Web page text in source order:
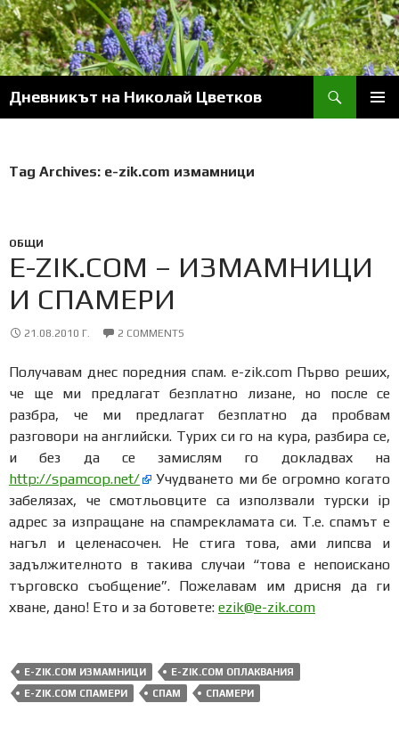
Skip
to
content
Дневникът на Николай Цветков
Tag Archives: e-zik.com измамници
ОБЩИ
E-ZIK.COM – ИЗМАМНИЦИ
И СПАМЕРИ
21.08.2010 Г. 2 COMMENTS
Получавам днес поредния спам. e-zik.com Първо реших,
че ще ми предлагат безплатно лизане, но после се
разбра, че ми предлагат безплатно да пробвам
разговори на английски. Турих си го на кура, разбира се,
и без да се замислям го докладвах на
http://spamcop.net/
Учудването ми бе огромно когато
забелязах, че смотльовците са използвали турски ip
адрес за изпращане на спамрекламата си. Т.е. спамът е
нагъл и целенасочен. Не стига това, ами липсва и
задължителното в такива случаи “това е непоискано
търговско съобщение”. Пожелавам им дрисня да ги
хване, дано! Ето и за ботовете: ezik@e-zik.com
E-ZIK.COM ИЗМАМНИЦИ
E-ZIK.COM ОПЛАКВАНИЯ
E-ZIK.COM СПАМЕРИ
СПАМ СПАМЕРИ